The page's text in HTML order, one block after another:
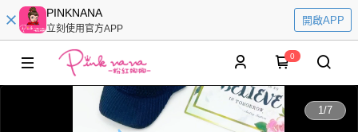
PINKNANA
立刻使用官方APP
開啟APP
0
1/7